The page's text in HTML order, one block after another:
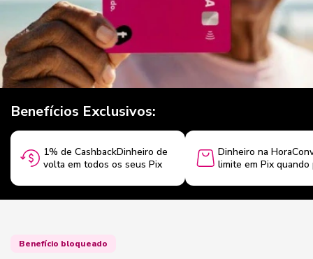
Benefícios Exclusivos:
1% de CashbackDinheiro de
volta em todos os seus Pix
Dinheiro na
limite em Pix quando
Benefício bloqueado